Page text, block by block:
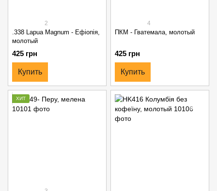
2
.338 Lapua Magnum - Ефіопія,
молотый
425 грн
Купить
4
ПКМ - Гватемала, молотый
425 грн
Купить
ХИТ